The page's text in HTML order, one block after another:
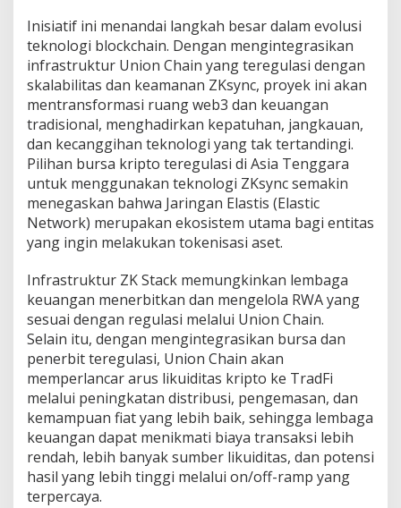
i
a
T
e
n
g
g
a
r
a
Inisiatif ini menandai langkah besar dalam evolusi
teknologi blockchain. Dengan mengintegrasikan
infrastruktur Union Chain yang teregulasi dengan
skalabilitas dan keamanan ZKsync, proyek ini akan
mentransformasi ruang web3 dan keuangan
tradisional, menghadirkan kepatuhan, jangkauan,
dan kecanggihan teknologi yang tak tertandingi.
Pilihan bursa kripto teregulasi di Asia Tenggara
untuk menggunakan teknologi ZKsync semakin
menegaskan bahwa Jaringan Elastis (Elastic
Network) merupakan ekosistem utama bagi entitas
yang ingin melakukan tokenisasi aset.
Infrastruktur ZK Stack memungkinkan lembaga
keuangan menerbitkan dan mengelola RWA yang
sesuai dengan regulasi melalui Union Chain.
Selain itu, dengan mengintegrasikan bursa dan
penerbit teregulasi, Union Chain akan
memperlancar arus likuiditas kripto ke TradFi
melalui peningkatan distribusi, pengemasan, dan
kemampuan fiat yang lebih baik, sehingga lembaga
keuangan dapat menikmati biaya transaksi lebih
rendah, lebih banyak sumber likuiditas, dan potensi
hasil yang lebih tinggi melalui on/off-ramp yang
terpercaya.